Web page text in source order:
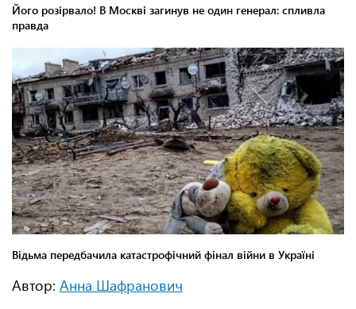
Автор: Анна Шафранович